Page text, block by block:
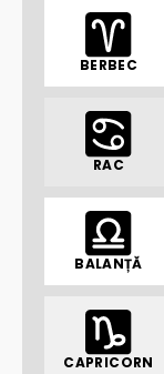
BERBEC
RAC
BALANȚĂ
CAPRICORN